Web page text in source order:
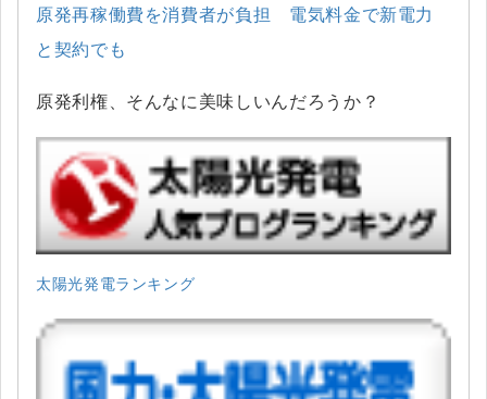
原発再稼働費を消費者が負担 電気料金で新電力
と契約でも
原発利権、そんなに美味しいんだろうか？
太陽光発電ランキング